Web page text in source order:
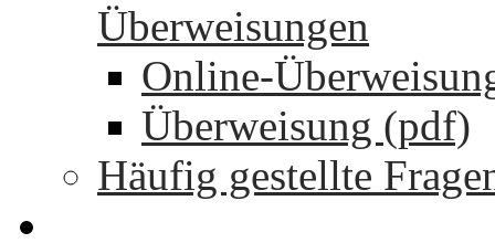
Überweisungen
Online-
Überweisung (pdf)
Häufig gestellte